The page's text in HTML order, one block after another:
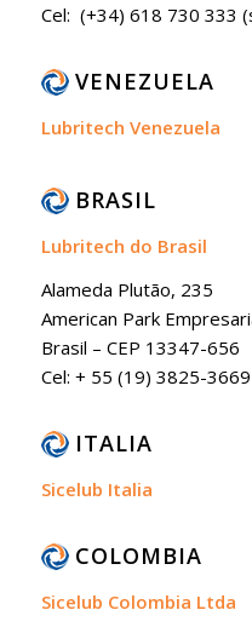
Cel: (+34) 618 730 333
VENEZUELA
Lubritech Venezuela
BRASIL
Lubritech do Brasil
Alameda Plutão, 235
American Park
Brasil – CEP 13347-656
Cel: + 55 (19) 3825-3669
ITALIA
Sicelub Italia
COLOMBIA
Sicelub Colombia Ltda